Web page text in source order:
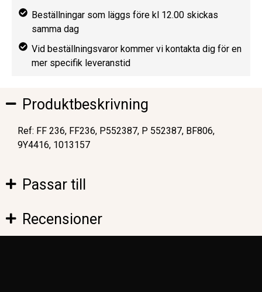
Beställningar som läggs före kl 12.00 skickas
samma dag
Vid beställningsvaror kommer vi kontakta dig för en
mer specifik leveranstid
Produktbeskrivning
Ref: FF 236, FF236, P552387, P 552387, BF806,
9Y4416, 1013157
Passar till
Recensioner